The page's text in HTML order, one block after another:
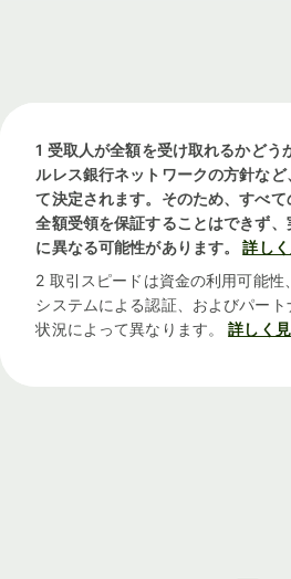
1 受取人が全額を受け取れるかどう
ルレス銀行ネットワークの方針な
て決定されます。そのため、すべ
全額受領を保証することはできず
に異なる可能性があります。
詳し
2 取引スピードは資金の利用可能性
システムによる認証、およびパー
状況によって異なります。
詳しく